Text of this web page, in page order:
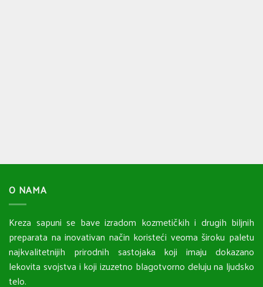
O NAMA
Kreza sapuni se bave izradom kozmetičkih i drugih biljnih
preparata na inovativan način koristeći veoma široku paletu
najkvalitetnijih prirodnih sastojaka koji imaju dokazano
lekovita svojstva i koji izuzetno blagotvorno deluju na ljudsko
telo.